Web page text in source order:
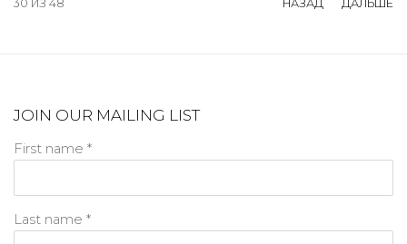
НАЗАД ДАЛЬШЕ
30 ИЗ 48
JOIN OUR MAILING LIST
First name *
Last name *